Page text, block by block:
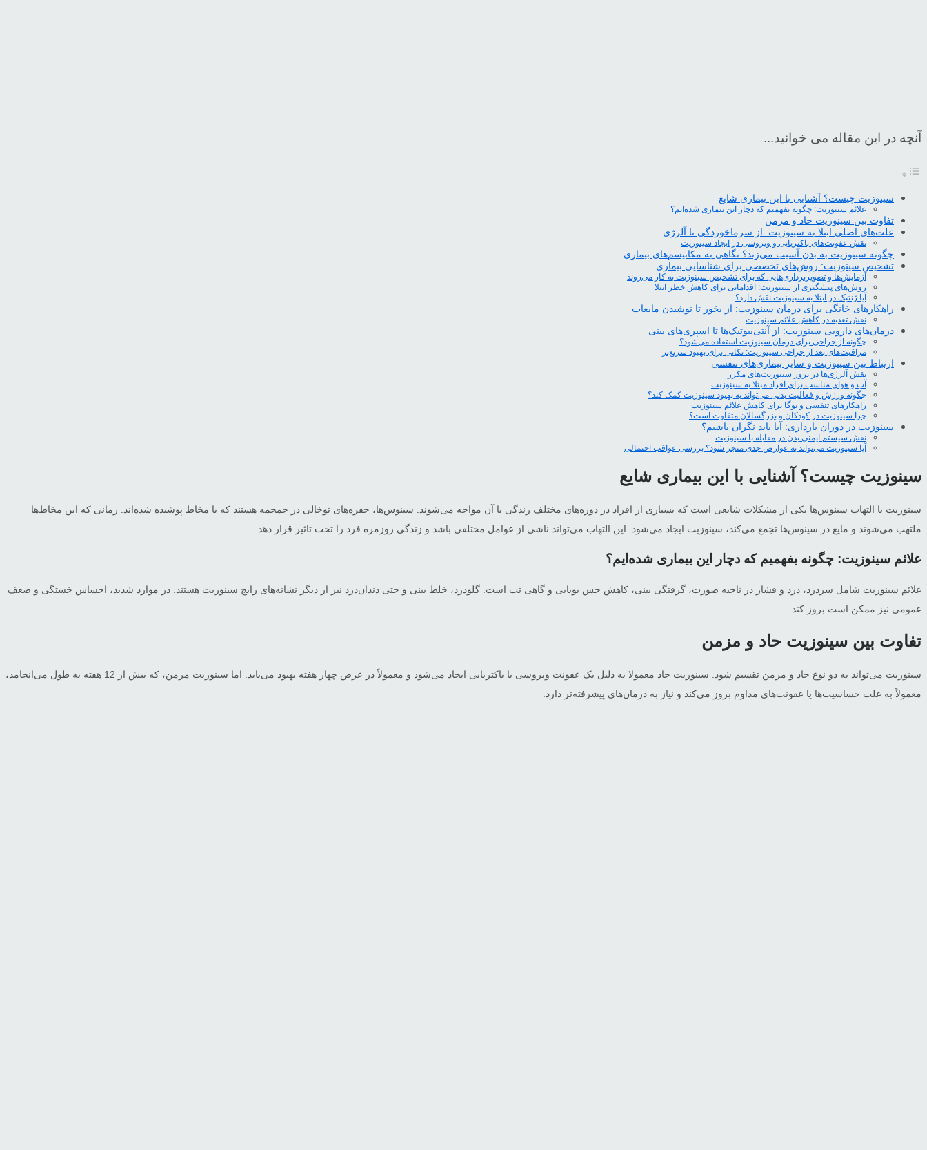
آنچه در این مقاله می خوانید...
سینوزیت چیست؟ آشنایی با این بیماری شایع
علائم سینوزیت: چگونه بفهمیم که دچار این بیماری شده‌ایم؟
تفاوت بین سینوزیت حاد و مزمن
علت‌های اصلی ابتلا به سینوزیت: از سرماخوردگی تا آلرژی
نقش عفونت‌های باکتریایی و ویروسی در ایجاد سینوزیت
چگونه سینوزیت به بدن آسیب می‌زند؟ نگاهی به مکانیسم‌های بیماری
تشخیص سینوزیت: روش‌های تخصصی برای شناسایی بیماری
آزمایش‌ها و تصویر‌برداری‌هایی که برای تشخیص سینوزیت به کار می‌روند
روش‌های پیشگیری از سینوزیت: اقداماتی برای کاهش خطر ابتلا
آیا ژنتیک در ابتلا به سینوزیت نقش دارد؟
راهکارهای خانگی برای درمان سینوزیت: از بخور تا نوشیدن مایعات
نقش تغذیه در کاهش علائم سینوزیت
درمان‌های دارویی سینوزیت: از آنتی‌بیوتیک‌ها تا اسپری‌های بینی
چگونه از جراحی برای درمان سینوزیت استفاده می‌شود؟
مراقبت‌های بعد از جراحی سینوزیت: نکاتی برای بهبود سریع‌تر
ارتباط بین سینوزیت و سایر بیماری‌های تنفسی
نقش آلرژی‌ها در بروز سینوزیت‌های مکرر
آب و هوای مناسب برای افراد مبتلا به سینوزیت
چگونه ورزش و فعالیت بدنی می‌تواند به بهبود سینوزیت کمک کند؟
راهکارهای تنفسی و یوگا برای کاهش علائم سینوزیت
چرا سینوزیت در کودکان و بزرگسالان متفاوت است؟
سینوزیت در دوران بارداری: آیا باید نگران باشیم؟
نقش سیستم ایمنی بدن در مقابله با سینوزیت
آیا سینوزیت می‌تواند به عوارض جدی منجر شود؟ بررسی عواقب احتمالی
سینوزیت چیست؟ آشنایی با این بیماری شایع
سینوزیت یا التهاب سینوس‌ها یکی از مشکلات شایعی است که بسیاری از افراد در دوره‌های مختلف زندگی با آن مواجه می‌شوند. سینوس‌ها، حفره‌های توخالی در جمجمه هستند که با مخاط پوشیده شده‌اند. زمانی که این مخاط‌ها
ملتهب می‌شوند و مایع در سینوس‌ها تجمع می‌کند، سینوزیت ایجاد می‌شود. این التهاب می‌تواند ناشی از عوامل مختلفی باشد و زندگی روزمره فرد را تحت تاثیر قرار دهد.
علائم سینوزیت: چگونه بفهمیم که دچار این بیماری شده‌ایم؟
علائم سینوزیت شامل سردرد، درد و فشار در ناحیه صورت، گرفتگی بینی، کاهش حس بویایی و گاهی تب است. گلودرد، خلط بینی و حتی دندان‌درد نیز از دیگر نشانه‌های رایج سینوزیت هستند. در موارد شدید، احساس خستگی و ضعف
عمومی نیز ممکن است بروز کند.
تفاوت بین سینوزیت حاد و مزمن
سینوزیت می‌تواند به دو نوع حاد و مزمن تقسیم شود. سینوزیت حاد معمولا به دلیل یک عفونت ویروسی یا باکتریایی ایجاد می‌شود و معمولاً در عرض چهار هفته بهبود می‌یابد. اما سینوزیت مزمن، که بیش از 12 هفته به طول می‌انجامد،
معمولاً به علت حساسیت‌ها یا عفونت‌های مداوم بروز می‌کند و نیاز به درمان‌های پیشرفته‌تر دارد.